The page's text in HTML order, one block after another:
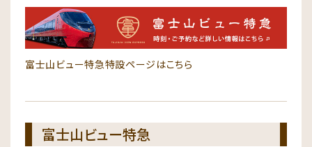
富士山ビュー特急特設ページはこちら
富士山ビュー特急